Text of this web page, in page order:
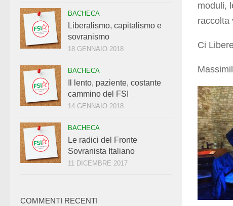
moduli,
raccolta
Ci
BACHECA
Liberalismo, capitalismo e
sovranismo
18 GENNAIO 2018
BACHECA
Il lento, paziente, costante
cammino del FSI
14 GENNAIO 2018
BACHECA
Le radici del Fronte
Sovranista Italiano
11 DICEMBRE 2017
COMMENTI RECENTI